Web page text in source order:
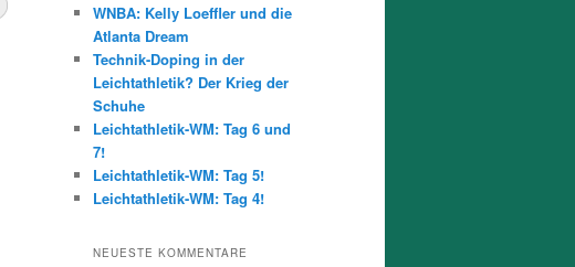
n
WNBA: Kelly Loeffler und die
Atlanta Dream
Technik-Doping in der
Leichtathletik? Der Krieg der
Schuhe
Leichtathletik-WM: Tag 6 und
7!
Leichtathletik-WM: Tag 5!
Leichtathletik-WM: Tag 4!
NEUESTE KOMMENTARE